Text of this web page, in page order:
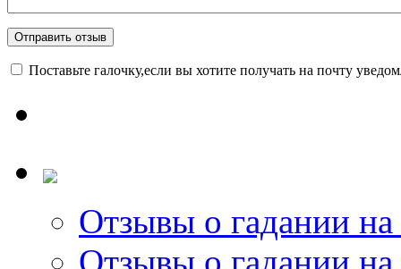
Поставьте галочку,если вы хотите получать на почту
Отзывы о гадании на
Отзывы о гадании на